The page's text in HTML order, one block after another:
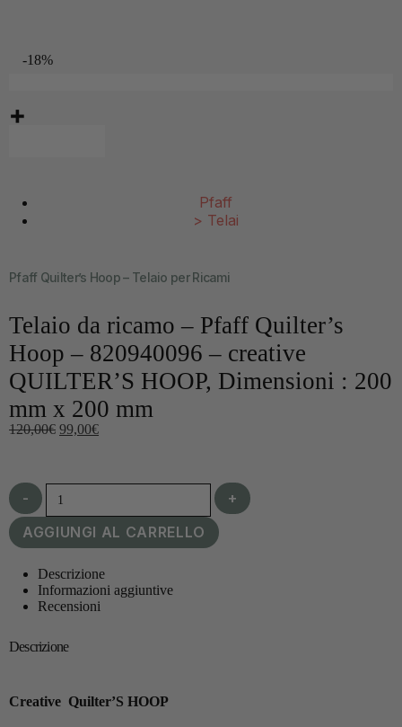
-18%
Pfaff
> Telai
Pfaff Quilter’s Hoop – Telaio per Ricami
Telaio da ricamo – Pfaff Quilter’s
Hoop – 820940096 – creative
QUILTER’S HOOP, Dimensioni : 200
mm x 200 mm
120,00€ 99,00€
-
+
AGGIUNGI AL CARRELLO
Descrizione
Informazioni aggiuntive
Recensioni
Descrizione
Creative Quilter’S HOOP